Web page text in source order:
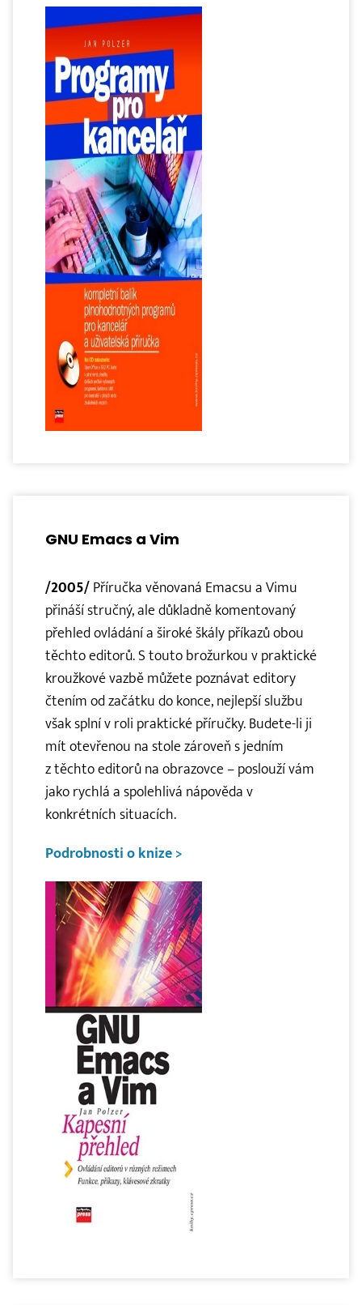
GNU Emacs a Vim
/2005/Příručka věnovaná Emacsu a Vimu
přináší stručný, ale důkladně komentovaný
přehled ovládání a široké škály příkazů obou
těchto editorů. S touto brožurkou v praktické
kroužkové vazbě můžete poznávat editory
čtením od začátku do konce, nejlepší službu
však splní v roli praktické příručky. Budete-li ji
mít otevřenou na stole zároveň s jedním
z těchto editorů na obrazovce – poslouží vám
jako rychlá a spolehlivá nápověda v
konkrétních situacích.
Podrobnosti o knize >